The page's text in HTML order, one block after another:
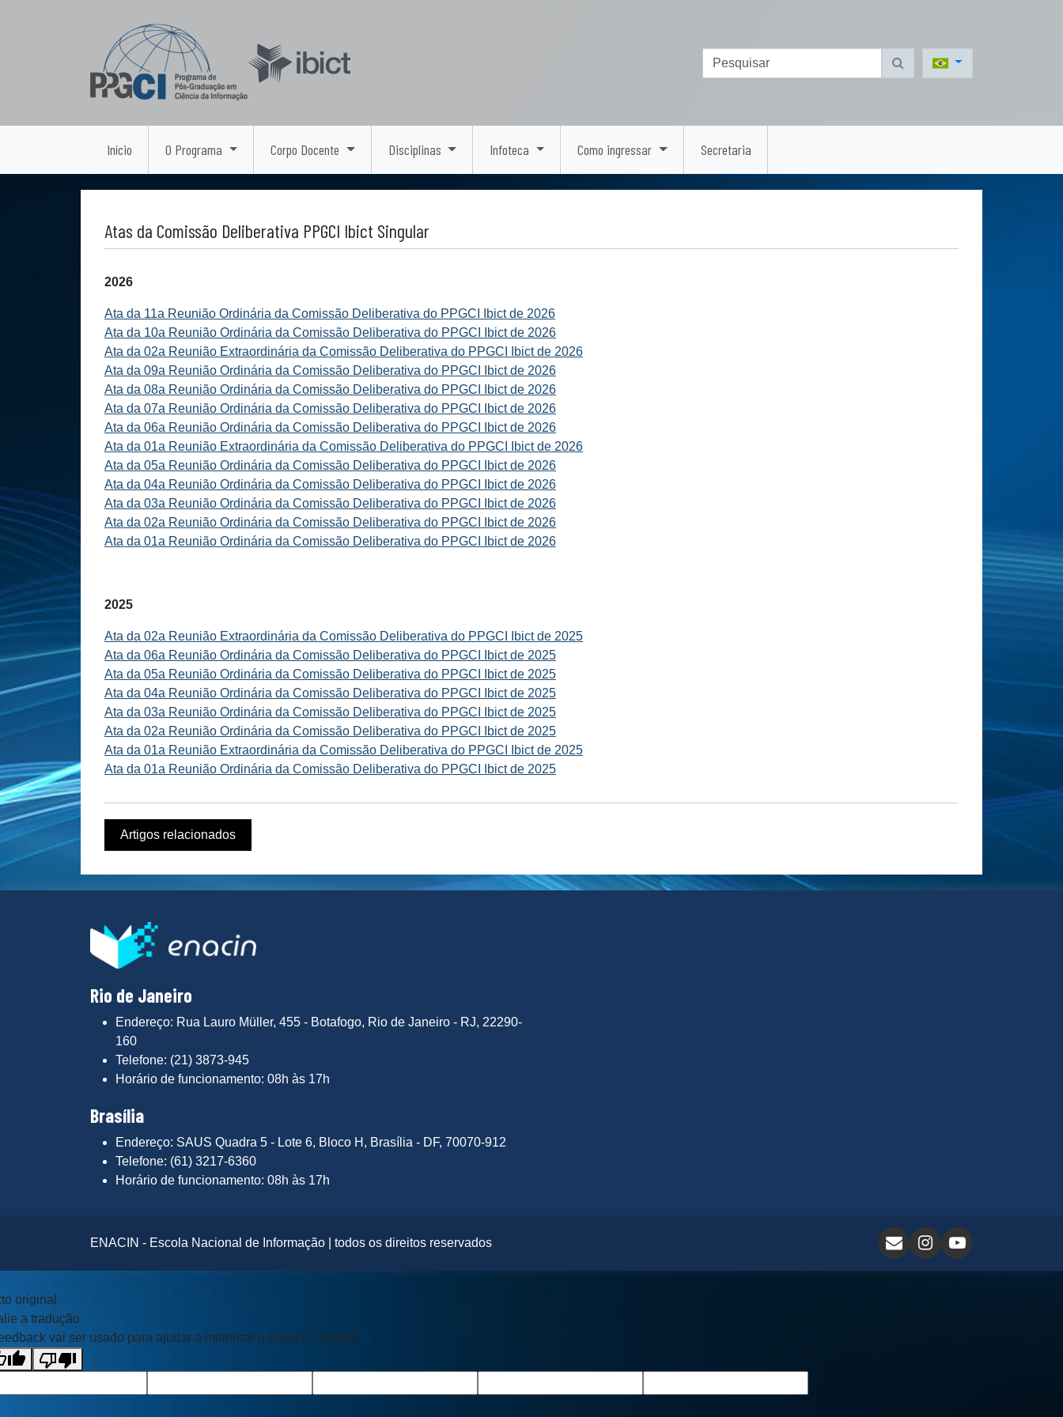
Início O Programa Corpo Docente Disciplinas Infoteca Como ingressar Secretaria
Atas da Comissão Deliberativa PPGCI Ibict Singular
2026
Ata da 11a Reunião Ordinária da Comissão Deliberativa do PPGCI Ibict de 2026
Ata da 10a Reunião Ordinária da Comissão Deliberativa do PPGCI Ibict de 2026
Ata da 02a Reunião Extraordinária da Comissão Deliberativa do PPGCI Ibict de 2026
Ata da 09a Reunião Ordinária da Comissão Deliberativa do PPGCI Ibict de 2026
Ata da 08a Reunião Ordinária da Comissão Deliberativa do PPGCI Ibict de 2026
Ata da 07a Reunião Ordinária da Comissão Deliberativa do PPGCI Ibict de 2026
Ata da 06a Reunião Ordinária da Comissão Deliberativa do PPGCI Ibict de 2026
Ata da 01a Reunião Extraordinária da Comissão Deliberativa do PPGCI Ibict de 2026
Ata da 05a Reunião Ordinária da Comissão Deliberativa do PPGCI Ibict de 2026
Ata da 04a Reunião Ordinária da Comissão Deliberativa do PPGCI Ibict de 2026
Ata da 03a Reunião Ordinária da Comissão Deliberativa do PPGCI Ibict de 2026
Ata da 02a Reunião Ordinária da Comissão Deliberativa do PPGCI Ibict de 2026
Ata da 01a Reunião Ordinária da Comissão Deliberativa do PPGCI Ibict de 2026
2025
Ata da 02a Reunião Extraordinária da Comissão Deliberativa do PPGCI Ibict de 2025
Ata da 06a Reunião Ordinária da Comissão Deliberativa do PPGCI Ibict de 2025
Ata da 05a Reunião Ordinária da Comissão Deliberativa do PPGCI Ibict de 2025
Ata da 04a Reunião Ordinária da Comissão Deliberativa do PPGCI Ibict de 2025
Ata da 03a Reunião Ordinária da Comissão Deliberativa do PPGCI Ibict de 2025
Ata da 02a Reunião Ordinária da Comissão Deliberativa do PPGCI Ibict de 2025
Ata da 01a Reunião Extraordinária da Comissão Deliberativa do PPGCI Ibict de 2025
Ata da 01a Reunião Ordinária da Comissão Deliberativa do PPGCI Ibict de 2025
Artigos relacionados
Rio de Janeiro
Endereço: Rua Lauro Müller, 455 - Botafogo, Rio de Janeiro - RJ, 22290-
160
Telefone: (21) 3873-945
Horário de funcionamento: 08h às 17h
Brasília
Endereço: SAUS Quadra 5 - Lote 6, Bloco H, Brasília - DF, 70070-912
Telefone: (61) 3217-6360
Horário de funcionamento: 08h às 17h
ENACIN - Escola Nacional de Informação | todos os direitos reservados
original
a tradução
vai ser usado para ajudar a melhorar o Google Tradutor